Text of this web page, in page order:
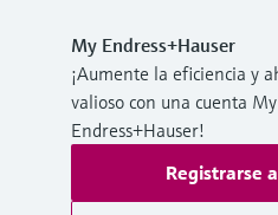
My Endress+Hauser
¡Aumente la eficiencia y
valioso con una cuenta My
Endress+Hauser!
Registrarse